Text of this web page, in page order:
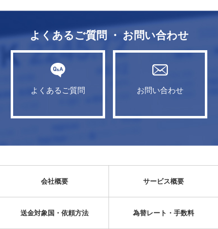
よくあるご質問 ・ お問い合わせ
よくあるご質問 お問い合わせ
会社概要 サービス概要
送金対象国・依頼方法 為替レート・手数料